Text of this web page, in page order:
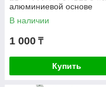
алюминиевой основе
В наличии
1 000 ₸
Купить